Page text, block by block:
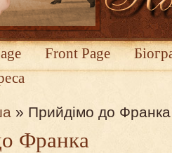
Front Page
» Прийдімо до Франка
Франка